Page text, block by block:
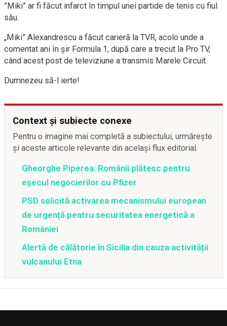
”Miki” ar fi făcut infarct în timpul unei partide de tenis cu fiul
său.
„Miki” Alexandrescu a făcut carieră la TVR, acolo unde a
comentat ani în șir Formula 1, după care a trecut la Pro TV,
când acest post de televiziune a transmis Marele Circuit.
Dumnezeu să-l ierte!
Context și subiecte conexe
Pentru o imagine mai completă a subiectului, urmărește
și aceste articole relevante din același flux editorial.
Gheorghe Piperea: Românii plătesc pentru
eșecul negocierilor cu Pfizer
PSD solicită activarea mecanismului european
de urgență pentru securitatea energetică a
României
Alertă de călătorie în Sicilia din cauza activității
vulcanului Etna